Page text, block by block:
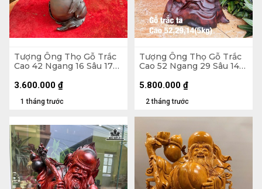
Tượng Ông Thọ Gỗ Trắc
Cao 42 Ngang 16 Sâu 17
1 tháng trước
3.600.000 ₫
Tượng Ông Thọ Gỗ Trắc
Cao 52 Ngang 29 Sâu 14
2 tháng trước
5.800.000 ₫